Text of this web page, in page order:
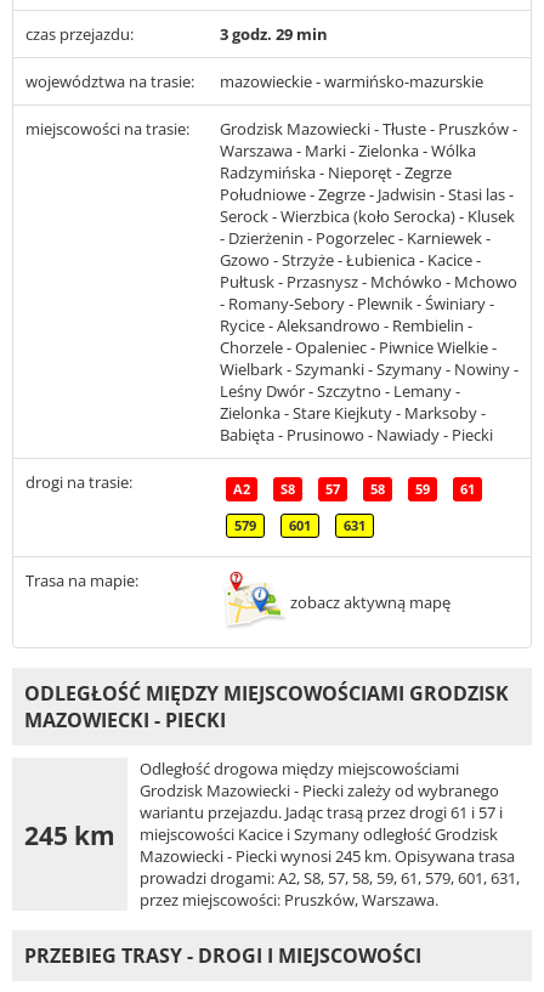
czas przejazdu: 3 godz. 29 min
województwa na trasie: mazowieckie - warmińsko-mazurskie
miejscowości na trasie:
Grodzisk Mazowiecki - Tłuste - Pruszków -
Warszawa - Marki - Zielonka - Wólka
Radzymińska - Nieporęt - Zegrze
Południowe - Zegrze - Jadwisin - Stasi las -
Serock - Wierzbica (koło Serocka) - Klusek
- Dzierżenin - Pogorzelec - Karniewek -
Gzowo - Strzyże - Łubienica - Kacice -
Pułtusk - Przasnysz - Mchówko - Mchowo
- Romany-Sebory - Plewnik - Świniary -
Rycice - Aleksandrowo - Rembielin -
Chorzele - Opaleniec - Piwnice Wielkie -
Wielbark - Szymanki - Szymany - Nowiny -
Leśny Dwór - Szczytno - Lemany -
Zielonka - Stare Kiejkuty - Marksoby -
Babięta - Prusinowo - Nawiady - Piecki
drogi na trasie: A2 S8 57 58 59 61
579 601 631
Trasa na mapie:
zobacz aktywną mapę
ODLEGŁOŚĆ MIĘDZY MIEJSCOWOŚCIAMI GRODZISK
MAZOWIECKI - PIECKI
245 km
Odległość drogowa między miejscowościami
Grodzisk Mazowiecki - Piecki zależy od wybranego
wariantu przejazdu. Jadąc trasą przez drogi 61 i 57 i
miejscowości Kacice i Szymany odległość Grodzisk
Mazowiecki - Piecki wynosi 245 km. Opisywana trasa
prowadzi drogami: A2, S8, 57, 58, 59, 61, 579, 601, 631,
przez miejscowości: Pruszków, Warszawa.
PRZEBIEG TRASY - DROGI I MIEJSCOWOŚCI